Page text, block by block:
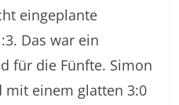
eingeplante
Das war ein
für die Fünfte. Simon
mit einem glatten 3:0